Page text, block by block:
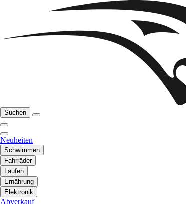
Suchen
Neuheiten
Schwimmen
Fahrräder
Laufen
Ernährung
Elektronik
Abverkauf